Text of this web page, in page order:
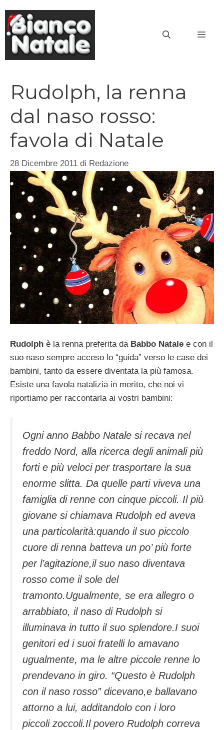
contenuto
Rudolph, la renna
dal naso rosso:
favola di Natale
28 Dicembre 2011 di Redazione
Rudolph è la renna preferita da Babbo Natale e con il
suo naso sempre acceso lo “guida” verso le case dei
bambini, tanto da essere diventata la più famosa.
Esiste una favola natalizia in merito, che noi vi
riportiamo per raccontarla ai vostri bambini:
Ogni anno Babbo Natale si recava nel
freddo Nord, alla ricerca degli animali più
forti e più veloci per trasportare la sua
enorme slitta. Da quelle parti viveva una
famiglia di renne con cinque piccoli. Il più
giovane si chiamava Rudolph ed aveva
una particolarità:quando il suo piccolo
cuore di renna batteva un po’ più forte
per l’agitazione,il suo naso diventava
rosso come il sole del
tramonto.Ugualmente, se era allegro o
arrabbiato, il naso di Rudolph si
illuminava in tutto il suo splendore.I suoi
genitori ed i suoi fratelli lo amavano
ugualmente, ma le altre piccole renne lo
prendevano in giro. “Questo è Rudolph
con il naso rosso” dicevano,e ballavano
attorno a lui, additandolo con i loro
piccoli zoccoli.Il povero Rudolph correva